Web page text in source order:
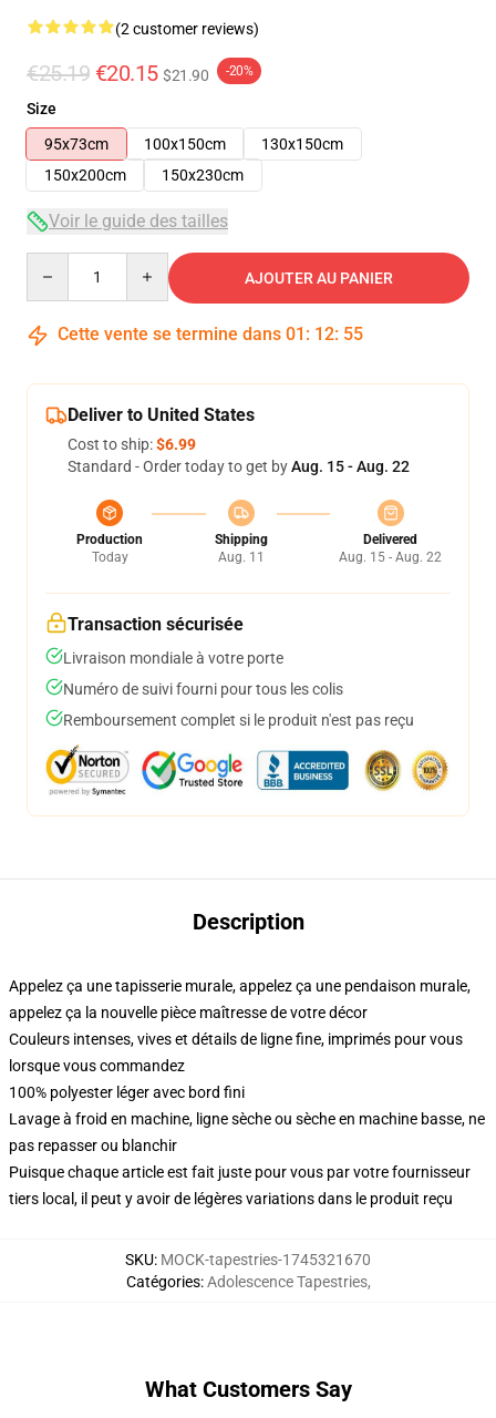
(2 customer reviews)
€25.19 €20.15 $21.90 -20%
Size
95x73cm
100x150cm
130x150cm
150x200cm
150x230cm
Voir le guide des tailles
AJOUTER AU PANIER
Cette vente se termine dans 01 : 12: 55
Deliver to United States
Cost to ship:$6.99
Standard - Order today to get byAug. 15 - Aug. 22
Production
Today
Shipping
Aug. 11
Delivered
Aug. 15 - Aug. 22
Transaction sécurisée
Livraison mondiale à votre porte
Numéro de suivi fourni pour tous les colis
Remboursement complet si le produit n'est pas reçu
Description
Appelez ça une tapisserie murale, appelez ça une pendaison murale,
appelez ça la nouvelle pièce maîtresse de votre décor
Couleurs intenses, vives et détails de ligne fine, imprimés pour vous
lorsque vous commandez
100% polyester léger avec bord fini
Lavage à froid en machine, ligne sèche ou sèche en machine basse, ne
pas repasser ou blanchir
Puisque chaque article est fait juste pour vous par votre fournisseur
tiers local, il peut y avoir de légères variations dans le produit reçu
SKU: MOCK-tapestries-1745321670
Catégories:Adolescence Tapestries,
What Customers Say